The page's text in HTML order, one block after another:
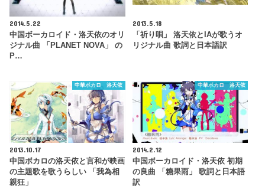
2014.5.22
中国ボーカロイド・洛天依のオリ
ジナル曲 「PLANET NOVA」 の
P…
2013.5.18
「祈り唄」 洛天依とIAが歌うオ
リジナル曲 歌詞と日本語訳
中華ボカロ 洛天依
2013.10.17
中国ボカロの洛天依と言和が映画
の主題歌を歌うらしい 「我為相
親狂」
中華ボカロ 洛天依
2014.2.12
中国ボーカロイド・洛天依 初期
の良曲 「糖果雨」 歌詞と日本語
訳